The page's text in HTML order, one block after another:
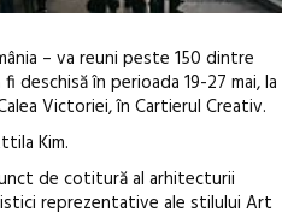
– va reuni peste 150 dintre
deschisă în perioada 19-27 mai, la
Victoriei, în Cartierul Creativ.
Kim.
de cotitură al arhitecturii
reprezentative ale stilului Art